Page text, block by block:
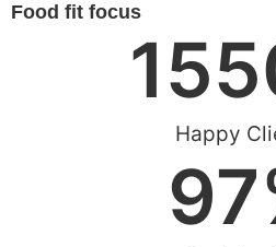
Food fit focus
Happy
97